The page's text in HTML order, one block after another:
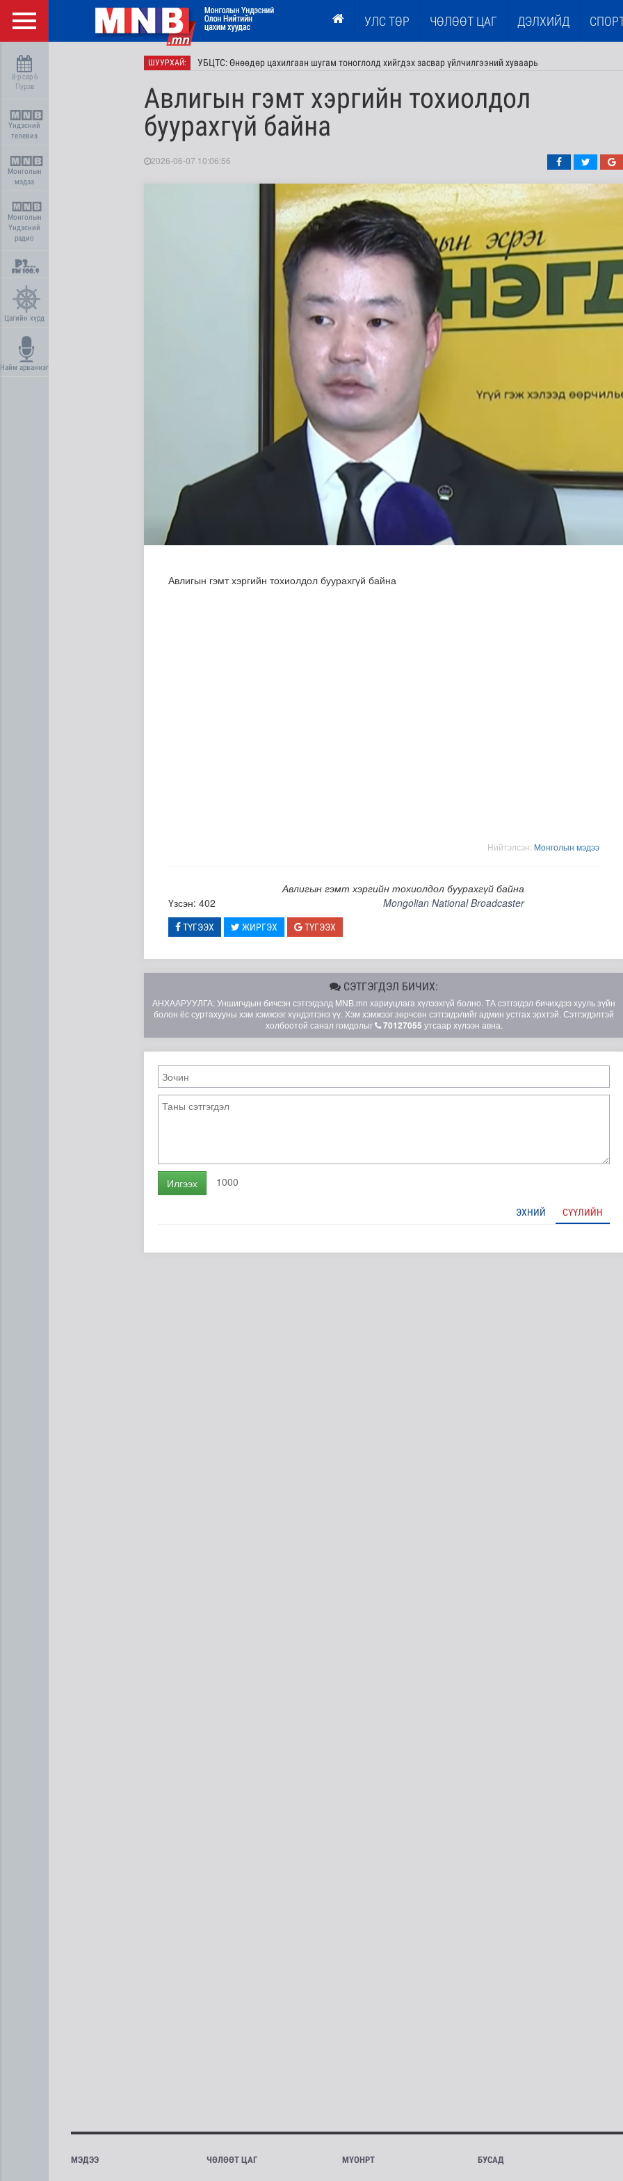
УЛС ТӨР ЧӨЛӨӨТ ЦАГ ДЭЛХИЙД
8-р сар 6
Пүрэв
Үндэсний
телевиз
Монголын
мэдээ
Монголын
Үндэсний
радио
Цагийн хүрд
Найм арваннэг
ШУУРХАЙ: УБЦТС: Өнөөдөр цахилгаан шугам тоноглолд хийгдэх засвар үйлчилгээний хуваарь
ЦАГ АГААР: Улаанбаатарт өдөртөө 29 хэм дулаан
Өвөлжилтийн бэлтгэл ажил, тулгамдаж байгаа асуудалтай танилцлаа
Авлигын гэмт хэргийн тохиолдол
буурахгүй байна
2026-06-07 10:06:56
Авлигын гэмт хэргийн тохиолдол буурахгүй байна
Нийтэлсэн: Moнголын мэдээ
Авлигын гэмт хэргийн тохиолдол буурахгүй байна
Үзсэн: 402
Mongolian National Broadcaster
ТҮГЭЭХ ЖИРГЭХ ТҮГЭЭХ
СЭТГЭГДЭЛ БИЧИХ:
АНХААРУУЛГА: Уншигчдын бичсэн сэтгэгдэлд MNB.mn хариуцлага хүлээхгүй болно. ТА сэтгэгдэл бичихдээ хууль зүйн
болон ёс суртахууны хэм хэмжээг хүндэтгэнэ үү. Хэм хэмжээг зөрчсөн сэтгэгдэлийг админ устгах эрхтэй. Сэтгэгдэлтэй
холбоотой санал гомдолыг
70127055 утсаар хүлээн авна.
Илгээх 1000
ЭХНИЙ СҮҮЛИЙН
МЭДЭЭ ЧӨЛӨӨТ ЦАГ МҮОНРТ БУСАД